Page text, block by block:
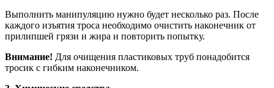
Выполнить манипуляцию нужно будет несколько раз. После
каждого изъятия троса необходимо очистить наконечник от
прилипшей грязи и жира и повторить попытку.
Внимание! Для очищения пластиковых труб понадобится
тросик с гибким наконечником.